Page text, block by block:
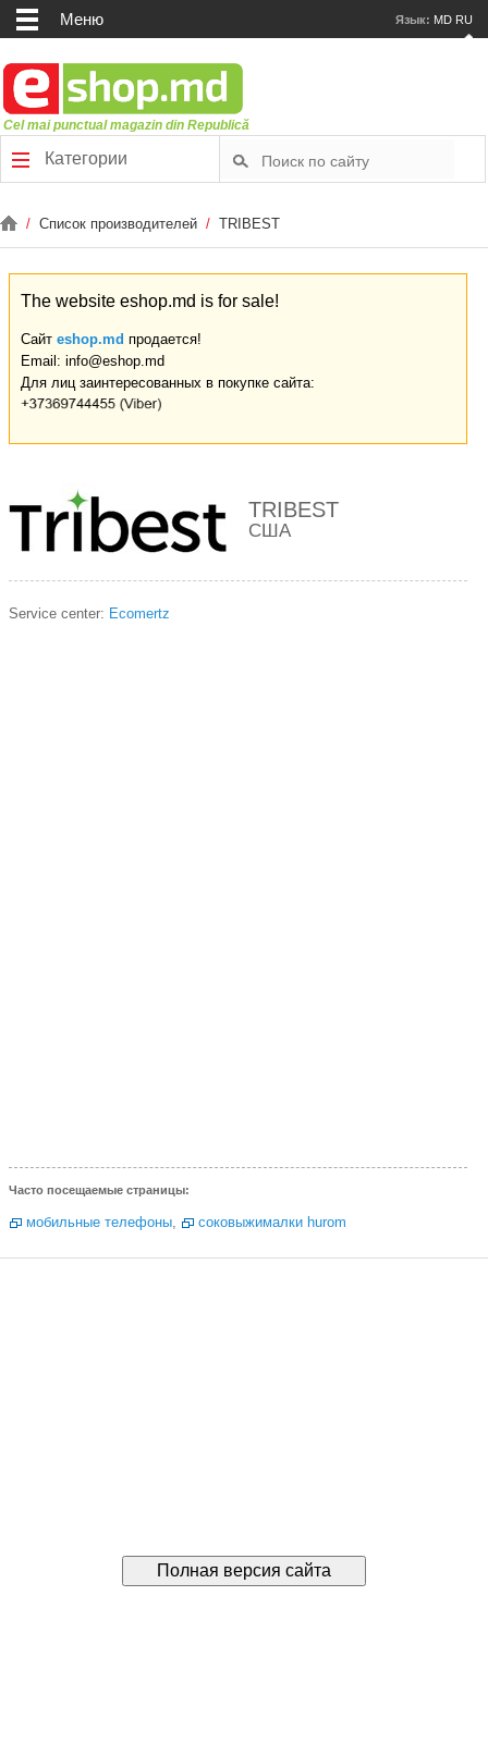
Меню Язык: MD RU
Cel mai punctual magazin din Republică
Категории
/ Список производителей / TRIBEST
The website eshop.md is for sale!
Сайт eshop.md продается!
Email: info@eshop.md
Для лиц заинтересованных в покупке сайта:
TRIBEST
США
Service center: Ecomertz
Часто посещаемые страницы:
мобильные телефоны, соковыжималки hurom